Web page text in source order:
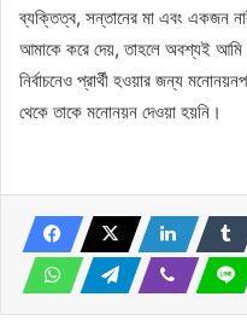
ব্যক্তিত্ব, সন্তানের মা এবং একজন
আমাকে করে দেয়, তাহলে অবশ্যই আমি
নির্বাচনেও প্রার্থী হওয়ার জন্য
থেকে তাকে মনোনয়ন দেওয়া হয়নি।